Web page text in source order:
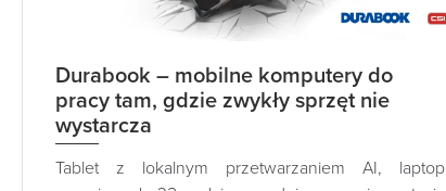
Durabook – mobilne komputery do
pracy tam, gdzie zwykły sprzęt nie
wystarcza
Tablet z lokalnym przetwarzaniem AI, laptop